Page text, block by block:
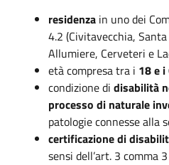
residenza in uno dei
4.2 (Civitavecchia,
Allumiere, Cerveteri e
età compresa tra i 18 e
condizione di disabilità
processo di naturale
patologie connesse alla
certificazione di
sensi dell’art. 3 comma